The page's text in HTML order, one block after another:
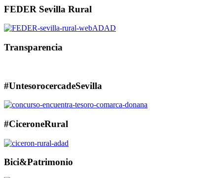
FEDER Sevilla Rural
Transparencia
#UntesorocercadeSevilla
#CiceroneRural
Bici&Patrimonio